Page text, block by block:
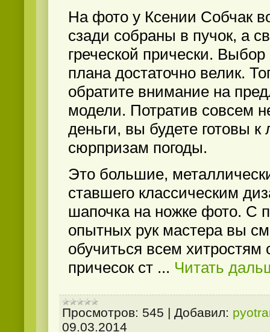
На фото у Ксении Собчак
сзади собраны в пучок, а
греческой прически. Выбор
плана достаточно велик.
обратите внимание на
модели. Потратив совсем
деньги, вы будете готовы
сюрпризам погоды.
Это большие,
ставшего классическим
шапочка на ножке фото. С
опытных рук мастера вы
обучиться всем хитростям
причесок ст ... Читать
Просмотров: 545 | Добавил:
09.03.2014